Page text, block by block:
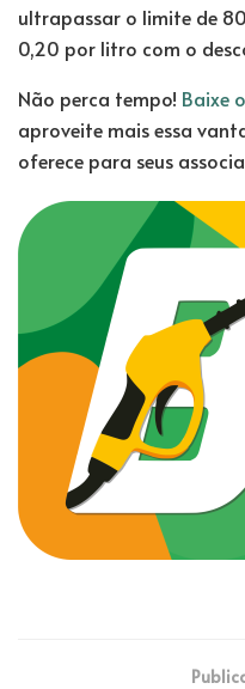
ultrapassar o limite de
0,20 por litro com o
Não perca tempo! Baixe
aproveite mais essa
oferece para seus